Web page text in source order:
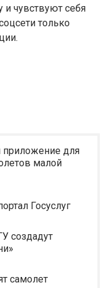
чувствуют себя
только
приложение для
малой
Госуслуг
создадут
самолет